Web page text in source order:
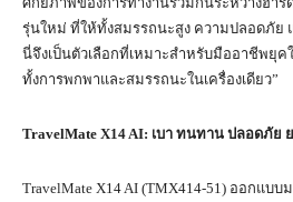
รุ่นใหม่ ที่ให้ทั้งสมรรถนะสูง ความปลอดภัย
นี่จึงเป็นตัวเลือกที่เหมาะสำหรับมืออาชีพยุ
ทั้งการพกพาและสมรรถนะในเครื่องเดียว”
TravelMate X14 AI: เบา ทนทาน ปลอดภัย
TravelMate X14 AI (TMX414-51) ออกแบ